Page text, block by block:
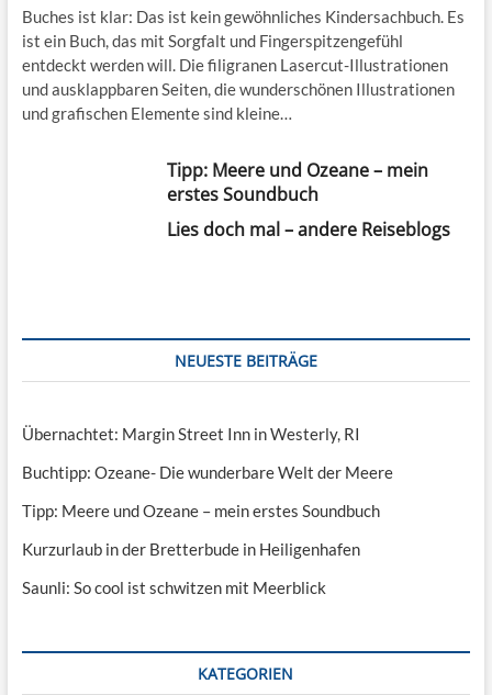
Buches ist klar: Das ist kein gewöhnliches Kindersachbuch. Es
ist ein Buch, das mit Sorgfalt und Fingerspitzengefühl
entdeckt werden will. Die filigranen Lasercut-Illustrationen
und ausklappbaren Seiten, die wunderschönen Illustrationen
und grafischen Elemente sind kleine…
Tipp: Meere und Ozeane – mein
erstes Soundbuch
Lies doch mal – andere Reiseblogs
NEUESTE BEITRÄGE
Übernachtet: Margin Street Inn in Westerly, RI
Buchtipp: Ozeane- Die wunderbare Welt der Meere
Tipp: Meere und Ozeane – mein erstes Soundbuch
Kurzurlaub in der Bretterbude in Heiligenhafen
Saunli: So cool ist schwitzen mit Meerblick
KATEGORIEN